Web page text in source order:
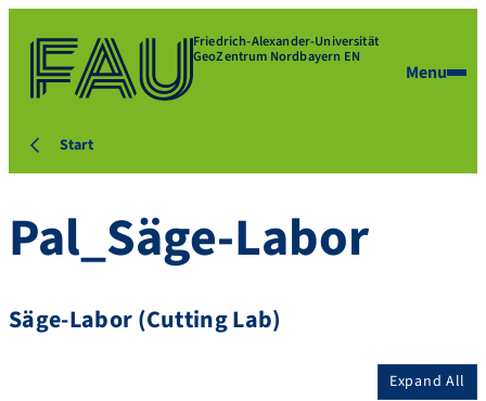
Friedrich-Alexander-Universität
GeoZentrum Nordbayern EN
Menu
Start
Pal_Säge-Labor
Säge-Labor (Cutting Lab)
Expand All